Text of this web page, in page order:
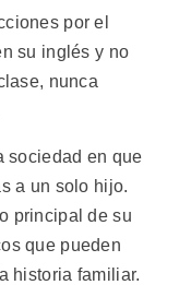
por el
su inglés y no
nunca
sociedad en que
a un solo hijo.
principal de su
que pueden
historia familiar.